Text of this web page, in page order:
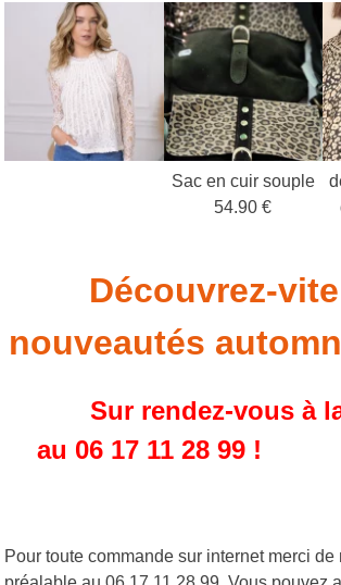
Sac en cuir souple
54.90 €
Découvrez-
nouveautés
Sur rendez-vous à
au 06 17 11 28 99 !
Pour toute commande sur internet merci de